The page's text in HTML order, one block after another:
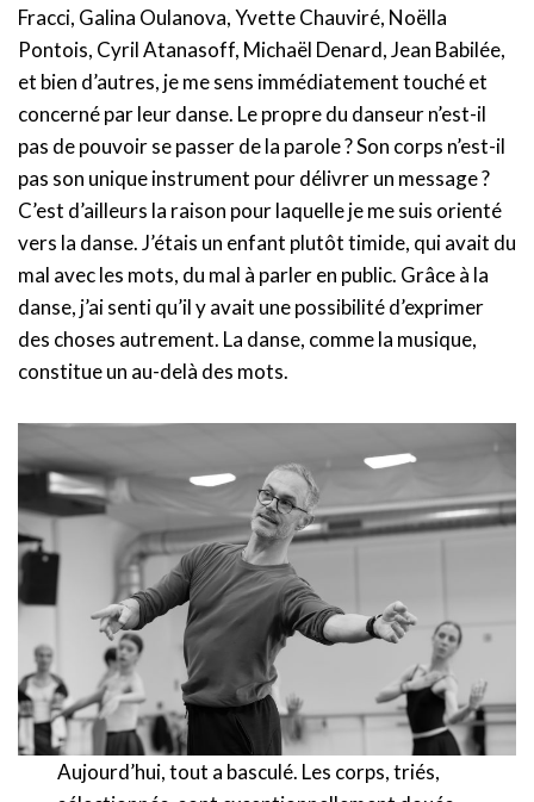
Fracci, Galina Oulanova, Yvette Chauviré, Noëlla
Pontois, Cyril Atanasoff, Michaël Denard, Jean Babilée,
et bien d’autres, je me sens immédiatement touché et
concerné par leur danse. Le propre du danseur n’est-il
pas de pouvoir se passer de la parole ? Son corps n’est-il
pas son unique instrument pour délivrer un message ?
C’est d’ailleurs la raison pour laquelle je me suis orienté
vers la danse. J’étais un enfant plutôt timide, qui avait du
mal avec les mots, du mal à parler en public. Grâce à la
danse, j’ai senti qu’il y avait une possibilité d’exprimer
des choses autrement. La danse, comme la musique,
constitue un au-delà des mots.
Aujourd’hui, tout a basculé. Les corps, triés,